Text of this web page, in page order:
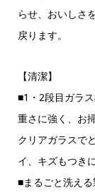
らせ、おいしさ
戻ります。
【清潔】
■1・2段目ガラ
重さに強く、お
クリアガラスで
イ、キズもつき
■まるごと洗える